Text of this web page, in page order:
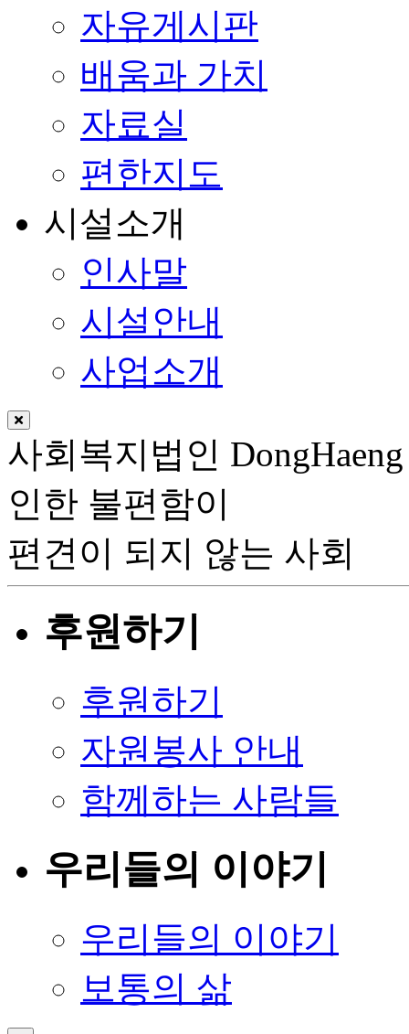
자유게시판
배움과 가치
자료실
편한지도
시설소개
인사말
시설안내
사업소개
사회복지법인
인한 불편함이
편견이 되지 않는 사회
후원하기
후원하기
자원봉사 안내
함께하는 사람들
우리들의 이야기
우리들의 이야기
보통의 삶